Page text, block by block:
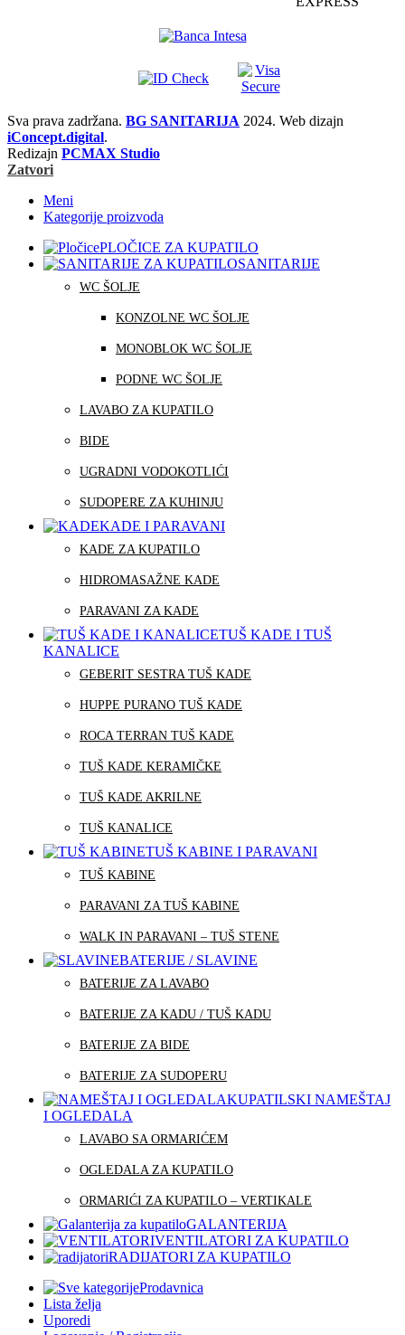
Sva prava zadržana. BG SANITARIJA 2024. Web dizajn
iConcept.digital.
Redizajn PCMAX Studio
Zatvori
Meni
Kategorije proizvoda
PLOČICE ZA KUPATILO
SANITARIJE
WC ŠOLJE
KONZOLNE WC ŠOLJE
MONOBLOK WC ŠOLJE
PODNE WC ŠOLJE
LAVABO ZA KUPATILO
BIDE
UGRADNI VODOKOTLIĆI
SUDOPERE ZA KUHINJU
KADE I PARAVANI
KADE ZA KUPATILO
HIDROMASAŽNE KADE
PARAVANI ZA KADE
TUŠ KADE I TUŠ
KANALICE
GEBERIT SESTRA TUŠ KADE
HUPPE PURANO TUŠ KADE
ROCA TERRAN TUŠ KADE
TUŠ KADE KERAMIČKE
TUŠ KADE AKRILNE
TUŠ KANALICE
TUŠ KABINE I PARAVANI
TUŠ KABINE
PARAVANI ZA TUŠ KABINE
WALK IN PARAVANI – TUŠ STENE
BATERIJE / SLAVINE
BATERIJE ZA LAVABO
BATERIJE ZA KADU / TUŠ KADU
BATERIJE ZA BIDE
BATERIJE ZA SUDOPERU
KUPATILSKI NAMEŠTAJ
I OGLEDALA
LAVABO SA ORMARIĆEM
OGLEDALA ZA KUPATILO
ORMARIĆI ZA KUPATILO – VERTIKALE
GALANTERIJA
VENTILATORI ZA KUPATILO
RADIJATORI ZA KUPATILO
Prodavnica
Lista želja
Uporedi